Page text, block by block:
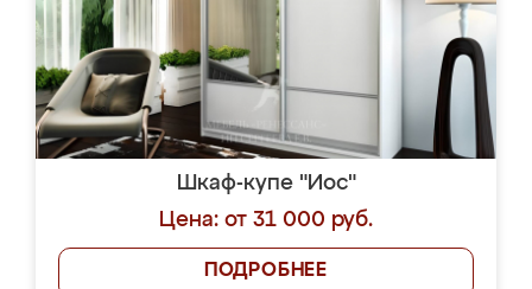
Шкаф-купе "Иос"
Цена: от 31 000 руб.
ПОДРОБНЕЕ